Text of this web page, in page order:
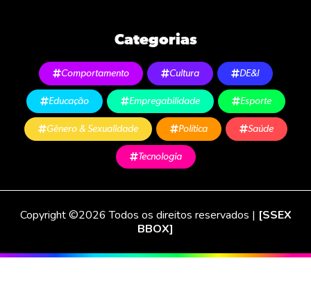
Categorias
Comportamento Cultura DE&I
Educação Empregabilidade Esporte
Gênero & Sexualidade Política Saúde
Tecnologia
Copyright ©2026 Todos os direitos reservados | [SSEX
BBOX]